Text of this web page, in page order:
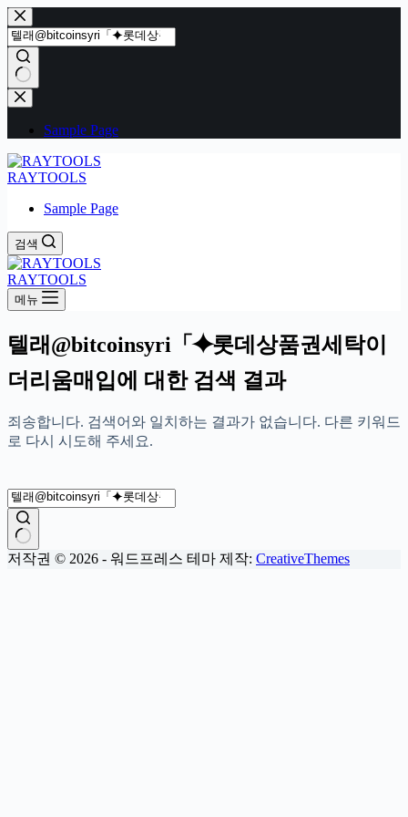
본
문
으
로
건
너
결
음
Sample Page
RAYTOOLS
Sample Page
검색
RAYTOOLS
메뉴
텔래@bitcoinsyri「⯌롯데상품권세탁이
더리움매입에 대한 검색 결과
죄송합니다. 검색어와 일치하는 결과가 없습니다. 다른 키워드
로 다시 시도해 주세요.
결
저작권 © 2026 - 워드프레스 테마 제작: CreativeThemes